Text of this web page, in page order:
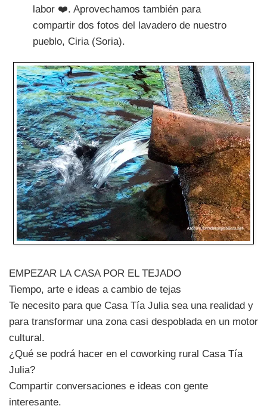
labor ❤️. Aprovechamos también para
compartir dos fotos del lavadero de nuestro
pueblo, Ciria (Soria).
EMPEZAR LA CASA POR EL TEJADO
Tiempo, arte e ideas a cambio de tejas
Te necesito para que Casa Tía Julia sea una realidad y
para transformar una zona casi despoblada en un motor
cultural.
¿Qué se podrá hacer en el coworking rural Casa Tía
Julia?
Compartir conversaciones e ideas con gente
interesante.